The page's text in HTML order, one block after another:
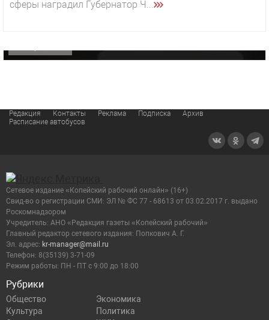
сферы наградил Губернатор Ч...
«Звезда» Метрана стала главным героем нового
Редакция Контакты Реклама Подписка
Архив
Расписание автобусов
Рубрики
Общество
Экономика
Культура
Политика
Сетевое издание «Копейский рабочий онлайн» (16+)
Cвид-во о регистрации СМИ: ЭЛ № ФС 77 - 68613 от 03.02.2017 г. выдано
Роскомнадзором
Учредитель: АНО «Редакция газеты «Копейский рабочий»
Главный редактор сетевого издания: Попкович А. Г.
Эл. адрес: kr-manager@mail.ru
Телефон: 8(35139) 3-71-09
Режим работы: ПН - ПТ с 9:00 до 18:00